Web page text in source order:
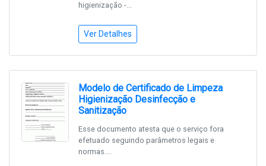
higienização -...
Ver Detalhes
Modelo de Certificado de Limpeza
Higienização Desinfecção e
Sanitização
Esse documento atesta que o serviço fora
efetuado seguindo parâmetros legais e
normas....